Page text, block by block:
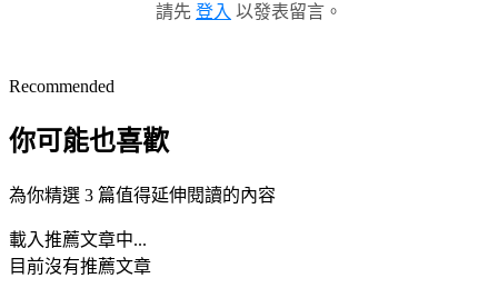
請先 登入 以發表留言。
Recommended
你可能也喜歡
為你精選 3 篇值得延伸閱讀的內容
載入推薦文章中...
目前沒有推薦文章